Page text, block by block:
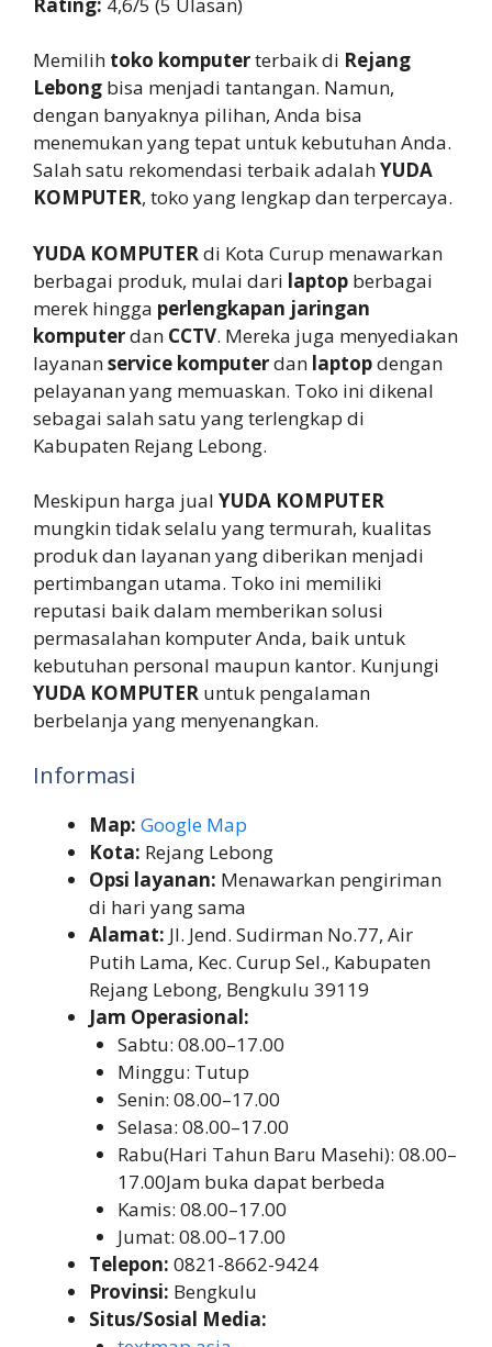
Memilih toko komputerterbaik di Rejang
Lebong bisa menjadi tantangan. Namun,
dengan banyaknya pilihan, Anda bisa
menemukan yang tepat untuk kebutuhan Anda.
Salah satu rekomendasi terbaik adalahYUDA
KOMPUTER, toko yang lengkap dan terpercaya.
YUDA KOMPUTERdi Kota Curup menawarkan
berbagai produk, mulai dari laptop berbagai
merek hingga perlengkapan jaringan
komputerdan CCTV. Mereka juga menyediakan
layananservice komputerdan laptopdengan
pelayanan yang memuaskan. Toko ini dikenal
sebagai salah satu yang terlengkap di
Kabupaten Rejang Lebong.
Meskipun harga jual YUDA KOMPUTER
mungkin tidak selalu yang termurah, kualitas
produk dan layanan yang diberikan menjadi
pertimbangan utama. Toko ini memiliki
reputasi baik dalam memberikan solusi
permasalahan komputer Anda, baik untuk
kebutuhan personal maupun kantor. Kunjungi
YUDA KOMPUTER untuk pengalaman
berbelanja yang menyenangkan.
Informasi
Map: Google Map
Kota: Rejang Lebong
Opsi layanan: Menawarkan pengiriman
di hari yang sama
Alamat: Jl. Jend. Sudirman No.77, Air
Putih Lama, Kec. Curup Sel., Kabupaten
Rejang Lebong, Bengkulu 39119
Jam Operasional:
Sabtu: 08.00–17.00
Minggu: Tutup
Senin: 08.00–17.00
Selasa: 08.00–17.00
Rabu(Hari Tahun Baru Masehi): 08.00–
17.00Jam buka dapat berbeda
Kamis: 08.00–17.00
Jumat: 08.00–17.00
Telepon: 0821-8662-9424
Provinsi: Bengkulu
Situs/Sosial Media: